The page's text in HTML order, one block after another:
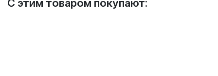
С этим товаром покупают: